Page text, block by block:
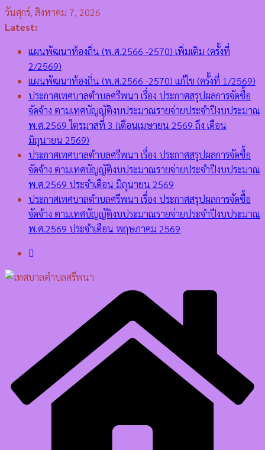
Skip
to
วันศุกร์, สิงหาคม 7, 2026
Latest:
แผนพัฒนาท้องถิ่น (พ.ศ.2566 -2570) เพิ่มเติม (ครั้งที่
2/2569)
แผนพัฒนาท้องถิ่น (พ.ศ.2566 -2570) แก้ไข (ครั้งที่ 1/2569)
ประกาศเทศบาลตำบลศรีพนา เรื่อง ประกาศสรุปผลการจัดซื้อ
จัดจ้าง ตามเทศบัญญัติงบประมาณรายจ่ายประจำปีงบประมาณ
พ.ศ.2569 ไตรมาสที่ 3 (เดือนเมษายน 2569 ถึง เดือน
มิถุนายน 2569)
ประกาศเทศบาลตำบลศรีพนา เรื่อง ประกาศสรุปผลการจัดซื้อ
จัดจ้าง ตามเทศบัญญัติงบประมาณรายจ่ายประจำปีงบประมาณ
พ.ศ.2569 ประจำเดือน มิถุนายน 2569
ประกาศเทศบาลตำบลศรีพนา เรื่อง ประกาศสรุปผลการจัดซื้อ
จัดจ้าง ตามเทศบัญญัติงบประมาณรายจ่ายประจำปีงบประมาณ
พ.ศ.2569 ประจำเดือน พฤษภาคม 2569